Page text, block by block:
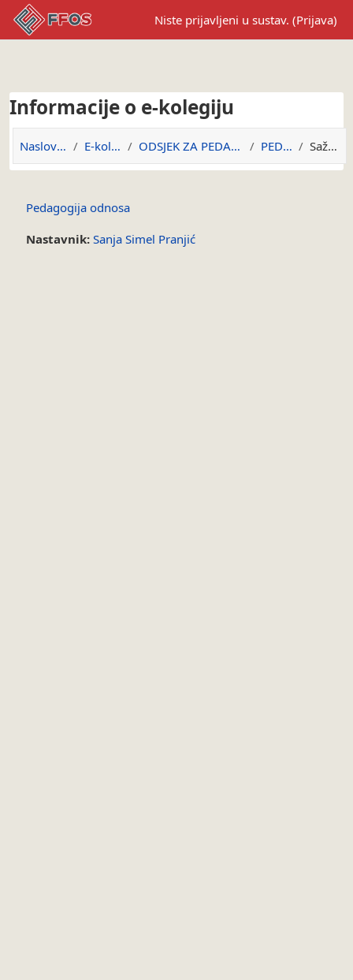
Preskoči na sadržaj
Niste prijavljeni u sustav. (Prijava)
Informacije o e-kolegiju
Naslovnica E-kolegiji ODSJEK ZA PEDAGOGIJU PED-PO Sažetak
Pedagogija odnosa
Nastavnik: Sanja Simel Pranjić